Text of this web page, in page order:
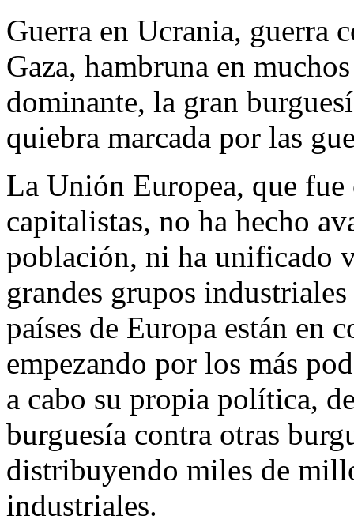
Guerra en Ucrania, guerra
Gaza, hambruna en
dominante, la gran
quiebra marcada por las
La Unión Europea, que
capitalistas, no ha hecho
población, ni ha unificado
grandes grupos
países de Europa están en
empezando por los más
a cabo su propia política,
burguesía contra otras
distribuyendo miles de
industriales.